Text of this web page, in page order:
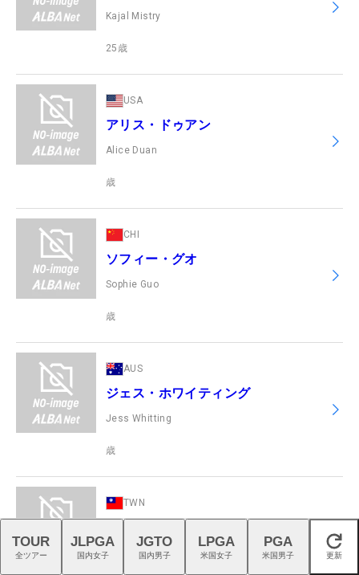
Kajal Mistry
25 歳
USA
アリス・ドゥアン
Alice Duan
歳
CHI
ソフィー・グオ
Sophie Guo
歳
AUS
ジェス・ホワイティング
Jess Whitting
歳
TWN
Hsin Yu Lu
閉じる
TOUR
全ツアー
JLPGA
国内女子
JGTO
国内男子
LPGA
米国女子
PGA
米国男子 更新